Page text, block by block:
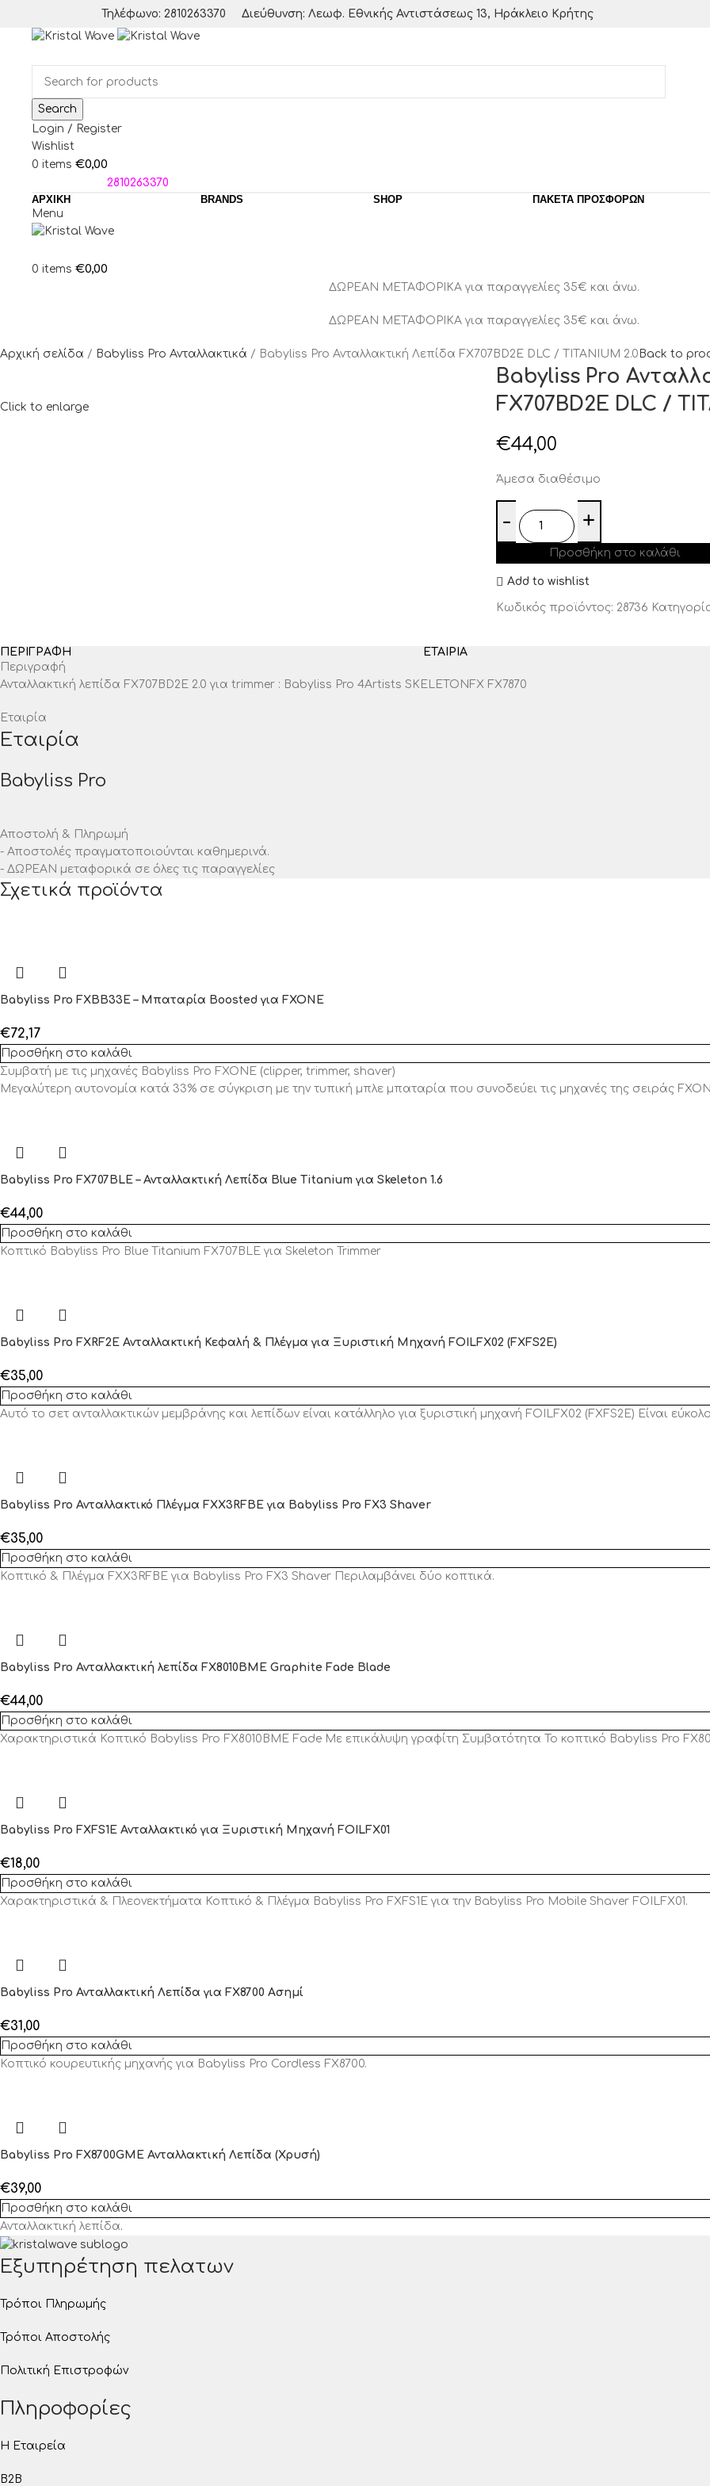
Τηλέφωνο: 2810263370 Διεύθυνση: Λεωφ. Εθνικής Αντιστάσεως 13, Ηράκλειο Κρήτης
Search
Login / Register
Wishlist
0 items €0,00
2810263370
ΑΡΧΙΚΗ
BRANDS SHOP ΠΑΚΈΤΑ ΠΡΟΣΦΟΡΏΝ
Menu
0 items €0,00
ΔΩΡΕΑΝ ΜΕΤΑΦΟΡΙΚΑ για παραγγελίες 35€ και άνω.
ΔΩΡΕΑΝ ΜΕΤΑΦΟΡΙΚΑ για παραγγελίες 35€ και άνω.
Αρχική σελίδα Babyliss Pro Ανταλλακτικά Babyliss Pro Ανταλλακτική Λεπίδα FX707BD2E DLC / TITANIUM 2.0 Back to
Click to enlarge
Babyliss Pro
FX707BD2E DLC /
€44,00
Άμεσα διαθέσιμο
Προσθήκη στο καλάθι
Add to wishlist
Κωδικός προϊόντος: 28736
ΠΕΡΙΓΡΑΦΉ ΕΤΑΙΡΊΑ
Περιγραφή
Ανταλλακτική λεπίδα FX707BD2E 2.0 για trimmer : Babyliss Pro 4Artists SKELETONFX FX7870
Εταιρία
Εταιρία
Babyliss Pro
Αποστολή & Πληρωμή
- Αποστολές πραγματοποιούνται καθημερινά.
- ΔΩΡΕΑΝ μεταφορικά σε όλες τις παραγγελίες
Σχετικά προϊόντα
Babyliss Pro FXBB33E – Μπαταρία Boosted για FXONE
€72,17
Προσθήκη στο καλάθι
Συμβατή με τις μηχανές Babyliss Pro FXONE (clipper, trimmer, shaver)
Μεγαλύτερη αυτονομία κατά 33% σε σύγκριση με την τυπική μπλε μπαταρία που συνοδεύει τις μηχανές της σειράς
Babyliss Pro FX707BLE – Ανταλλακτική Λεπίδα Blue Titanium για Skeleton 1.6
€44,00
Προσθήκη στο καλάθι
Κοπτικό Babyliss Pro Blue Titanium FX707BLE για Skeleton Trimmer
Babyliss Pro FXRF2E Ανταλλακτική Κεφαλή & Πλέγμα για Ξυριστική Μηχανή FOILFX02 (FXFS2E)
€35,00
Προσθήκη στο καλάθι
Αυτό το σετ ανταλλακτικών μεμβράνης και λεπίδων είναι κατάλληλο για ξυριστική μηχανή FOILFX02 (FXFS2E) Είναι
Babyliss Pro Ανταλλακτικό Πλέγμα FXX3RFBE για Babyliss Pro FX3 Shaver
€35,00
Προσθήκη στο καλάθι
Κοπτικό & Πλέγμα FXX3RFBE για Babyliss Pro FX3 Shaver Περιλαμβάνει δύο κοπτικά.
Babyliss Pro Ανταλλακτική λεπίδα FX8010BME Graphite Fade Blade
€44,00
Προσθήκη στο καλάθι
Χαρακτηριστικά Κοπτικό Babyliss Pro FX8010BME Fade Με επικάλυψη γραφίτη Συμβατότητα Το κοπτικό Babyliss Pro
Babyliss Pro FXFS1E Ανταλλακτικό για Ξυριστική Μηχανή FOILFX01
€18,00
Προσθήκη στο καλάθι
Χαρακτηριστικά & Πλεονεκτήματα Κοπτικό & Πλέγμα Babyliss Pro FXFS1E για την Babyliss Pro Mobile Shaver FOILFX01.
Babyliss Pro Ανταλλακτική Λεπίδα για FX8700 Ασημί
€31,00
Προσθήκη στο καλάθι
Κοπτικό κουρευτικής μηχανής για Babyliss Pro Cordless FX8700.
Babyliss Pro FX8700GME Ανταλλακτική Λεπίδα (Χρυσή)
€39,00
Προσθήκη στο καλάθι
Ανταλλακτική λεπίδα.
Εξυπηρέτηση πελατων
Τρόποι Πληρωμής
Τρόποι Αποστολής
Πολιτική Επιστροφών
Πληροφορίες
Η Εταιρεία
B2B